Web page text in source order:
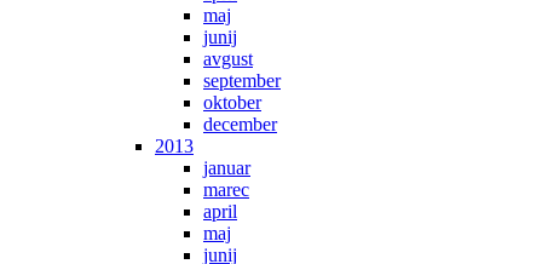
maj
junij
avgust
september
oktober
december
2013
januar
marec
april
maj
junij